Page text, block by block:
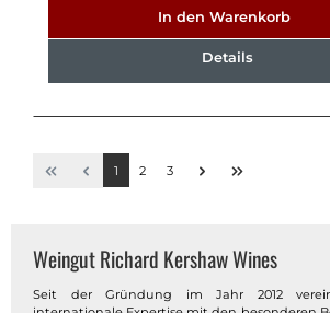
In den Warenkorb
Details
1 2 3
Weingut Richard Kershaw Wines
Seit der Gründung im Jahr 2012